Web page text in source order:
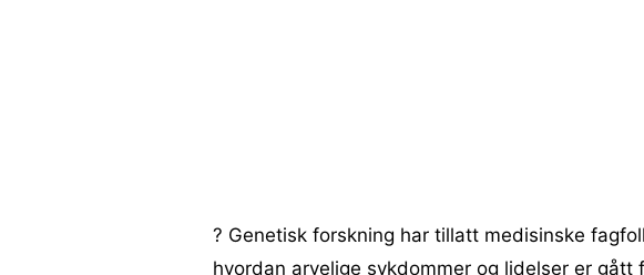
? Genetisk forskning har tillatt medisinske
hvordan arvelige sykdommer og lidelser er gått